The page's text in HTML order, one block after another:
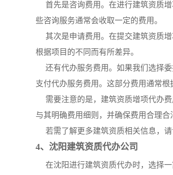
首先是咨询费用。在进行建筑资质
些咨询服务通常会收取一定的费用。
其次是申请费用。在提交建筑资质
根据项目的不同而有所差异。
还有代办服务费用。如果我们选择
支付代办服务费用。这部分费用通常根
需要注意的是，建筑资质增项代办
与其明确费用细则，并确保费用合理合
若需了解更多建筑资质相关信息，
4、沈阳建筑资质代办公司
在沈阳进行建筑资质代办时，选择